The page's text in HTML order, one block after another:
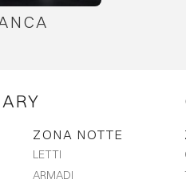
ZONA NOTTE
LETTI
ARMADI